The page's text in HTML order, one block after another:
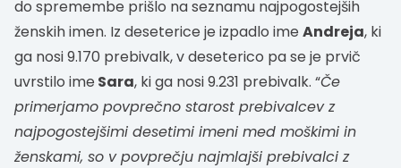
do spremembe prišlo na seznamu najpogostejših
ženskih imen. Iz deseterice je izpadlo ime Andreja, ki
ga nosi 9.170 prebivalk, v deseterico pa se je prvič
uvrstilo ime Sara, ki ga nosi 9.231 prebivalk. “Če
primerjamo povprečno starost prebivalcev z
najpogostejšimi desetimi imeni med moškimi in
ženskami, so v povprečju najmlajši prebivalci z